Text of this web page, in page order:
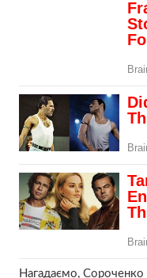
Нагадаємо,